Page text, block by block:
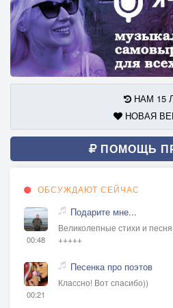
НАМ 15
НОВАЯ
ПОМОЩЬ
ОБСУЖДАЮТ СЕЙЧАС
00:48
Подарите мне...
Великолепные стихи и
+++++
00:21
Песенка про поэтов
Классно! Вот спасибо))